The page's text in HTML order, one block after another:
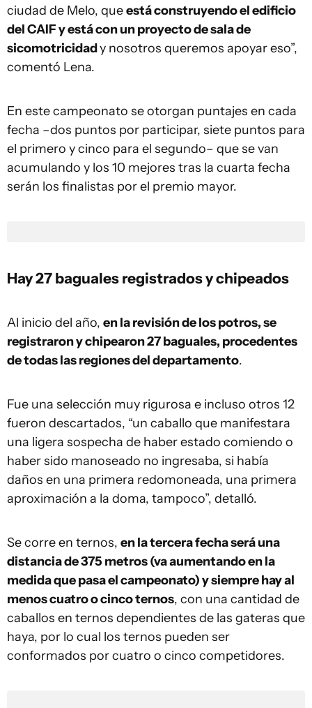
ciudad de Melo, queestá construyendo el edificio
del CAIF y está con un proyecto de sala de
sicomotricidady nosotros queremos apoyar eso”,
comentó Lena.
En este campeonato se otorgan puntajes en cada
fecha –dos puntos por participar, siete puntos para
el primero y cinco para el segundo– que se van
acumulando y los 10 mejores tras la cuarta fecha
serán los finalistas por el premio mayor.
Hay 27 baguales registrados y chipeados
Al inicio del año, en la revisión de los potros, se
registraron y chipearon 27 baguales, procedentes
de todas las regiones del departamento.
Fue una selección muy rigurosa e incluso otros 12
fueron descartados, “un caballo que manifestara
una ligera sospecha de haber estado comiendo o
haber sido manoseado no ingresaba, si había
daños en una primera redomoneada, una primera
aproximación a la doma, tampoco”, detalló.
Se corre en ternos, en la tercera fecha será una
distancia de 375 metros (va aumentando en la
medida que pasa el campeonato) y siempre hay al
menos cuatro o cinco ternos, con una cantidad de
caballos en ternos dependientes de las gateras que
haya, por lo cual los ternos pueden ser
conformados por cuatro o cinco competidores.